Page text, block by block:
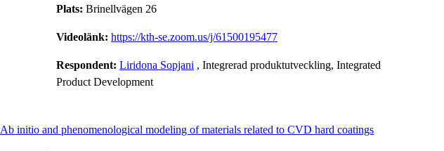
Plats: Brinellvägen 26
Videolänk: https://kth-se.zoom.us/j/61500195477
Respondent: Liridona Sopjani , Integrerad produktutveckling, Integrated
Product Development
Ab initio and phenomenological modeling of materials related to CVD hard coatings